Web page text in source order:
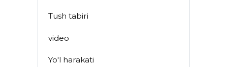
Tush tabiri
video
Yo'l harakati